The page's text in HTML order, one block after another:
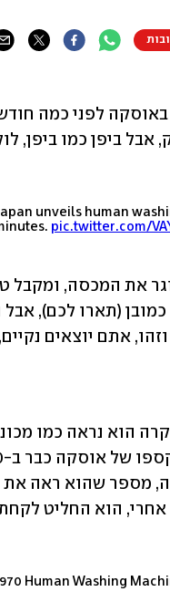
unveils human
pic.twitter.com/
Human Washing